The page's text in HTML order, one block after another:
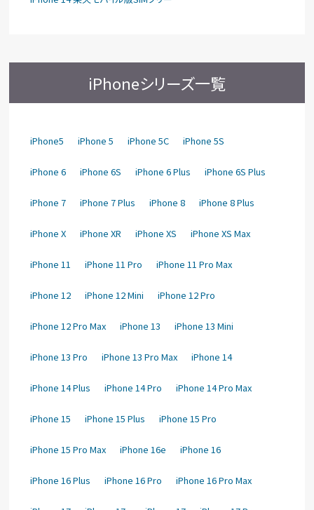
iPhoneシリーズ一覧
iPhone5 iPhone 5 iPhone 5C iPhone 5S
iPhone 6 iPhone 6S iPhone 6 Plus iPhone 6S Plus
iPhone 7 iPhone 7 Plus iPhone 8 iPhone 8 Plus
iPhone X iPhone XR iPhone XS iPhone XS Max
iPhone 11 iPhone 11 Pro iPhone 11 Pro Max
iPhone 12 iPhone 12 Mini iPhone 12 Pro
iPhone 12 Pro Max iPhone 13 iPhone 13 Mini
iPhone 13 Pro iPhone 13 Pro Max iPhone 14
iPhone 14 Plus iPhone 14 Pro iPhone 14 Pro Max
iPhone 15 iPhone 15 Plus iPhone 15 Pro
iPhone 15 Pro Max iPhone 16e iPhone 16
iPhone 16 Plus iPhone 16 Pro iPhone 16 Pro Max